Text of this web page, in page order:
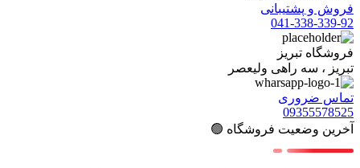
فروش و پشتیبانی
041-338-339-92
فروشگاه تبریز
تبریز ، سه راهی ولیعصر
تماس ضروری
09355578525
آخرین وضعیت فروشگاه 🟢